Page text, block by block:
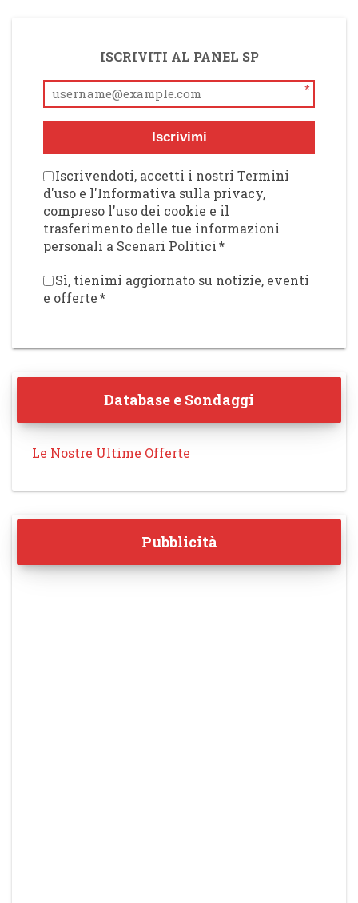
ISCRIVITI AL PANEL SP
*
Iscrivimi
Iscrivendoti, accetti i nostri Termini
d'uso e l'Informativa sulla privacy,
compreso l'uso dei cookie e il
trasferimento delle tue informazioni
personali a Scenari Politici*
Sì, tienimi aggiornato su notizie, eventi
e offerte*
Database e Sondaggi
Le Nostre Ultime Offerte
Pubblicità